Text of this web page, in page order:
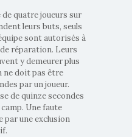
quatre joueurs sur
leurs buts, seuls
sont autorisés à
réparation. Leurs
y demeurer plus
ne doit pas être
par un joueur.
de quinze secondes
Une faute
par une exclusion